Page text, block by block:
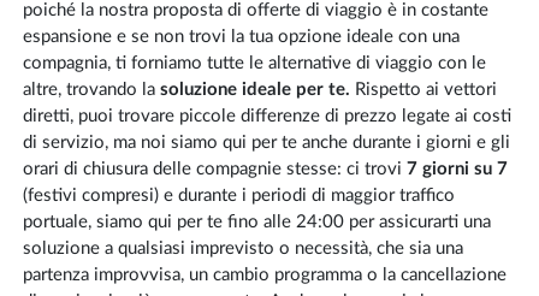
poiché la nostra proposta di offerte di viaggio è in costante
espansione e se non trovi la tua opzione ideale con una
compagnia, ti forniamo tutte le alternative di viaggio con le
altre, trovando la soluzione ideale per te. Rispetto ai vettori
diretti, puoi trovare piccole differenze di prezzo legate ai costi
di servizio, ma noi siamo qui per te anche durante i giorni e gli
orari di chiusura delle compagnie stesse: ci trovi 7 giorni su 7
(festivi compresi) e durante i periodi di maggior traffico
portuale, siamo qui per te fino alle 24:00 per assicurarti una
soluzione a qualsiasi imprevisto o necessità, che sia una
partenza improvvisa, un cambio programma o la cancellazione